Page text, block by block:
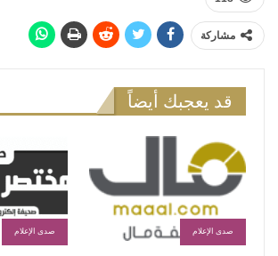
مشاركة
قد يعجبك أيضاً
صدى الإعلام صدى الإعلام